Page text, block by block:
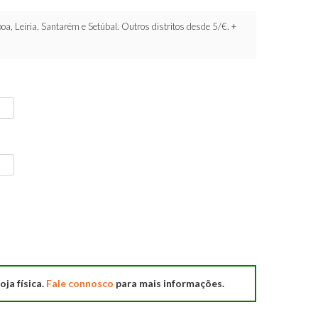
Leiria, Santarém e Setúbal. Outros distritos desde 5/€.+
física. Fale connosco para mais informações.